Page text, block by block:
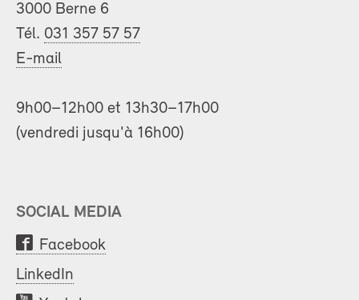
3000 Berne 6
Tél. 031 357 57 57
E-mail
9h00–12h00 et 13h30–17h00
(vendredi jusqu'à 16h00)
SOCIAL MEDIA
Facebook
LinkedIn